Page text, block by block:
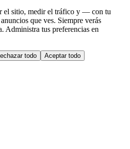
el sitio, medir el tráfico y — con tu
que ves. Siempre verás
Administra tus preferencias en
todo Aceptar todo